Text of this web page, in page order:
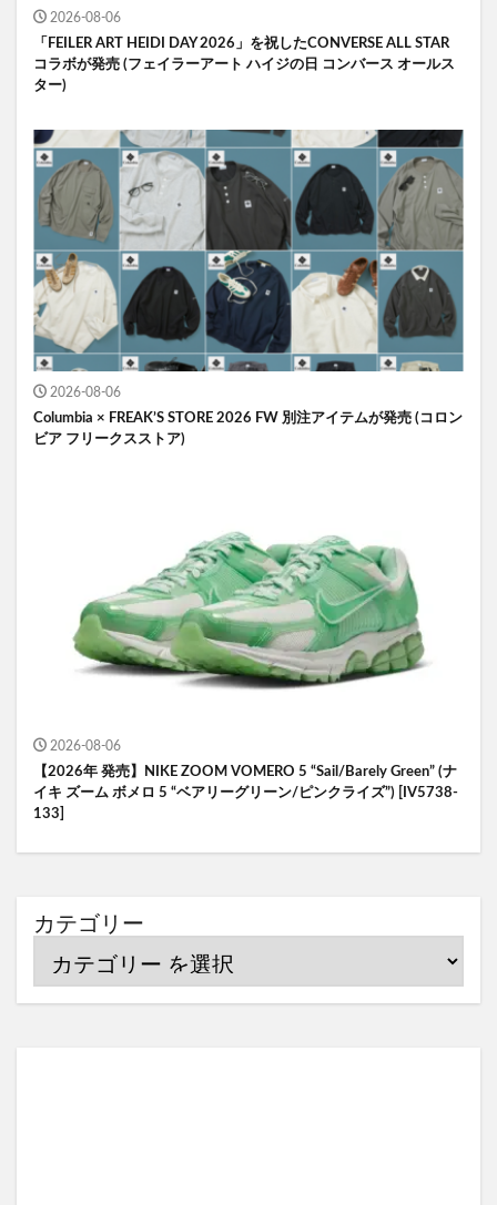
2026-08-06
「FEILER ART HEIDI DAY 2026」を祝したCONVERSE ALL STAR
コラボが発売 (フェイラーアート ハイジの日 コンバース オールス
ター)
2026-08-06
Columbia × FREAK’S STORE 2026 FW 別注アイテムが発売 (コロン
ビア フリークスストア)
2026-08-06
【2026年 発売】NIKE ZOOM VOMERO 5 “Sail/Barely Green” (ナ
イキ ズーム ボメロ 5 “ベアリーグリーン/ピンクライズ”) [IV5738-
133]
カテゴリー